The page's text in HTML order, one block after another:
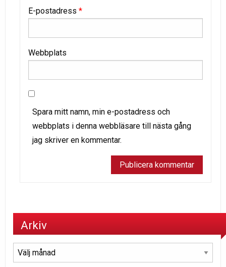
E-postadress *
Webbplats
Spara mitt namn, min e-postadress och
webbplats i denna webbläsare till nästa gång
jag skriver en kommentar.
Arkiv
Arkiv